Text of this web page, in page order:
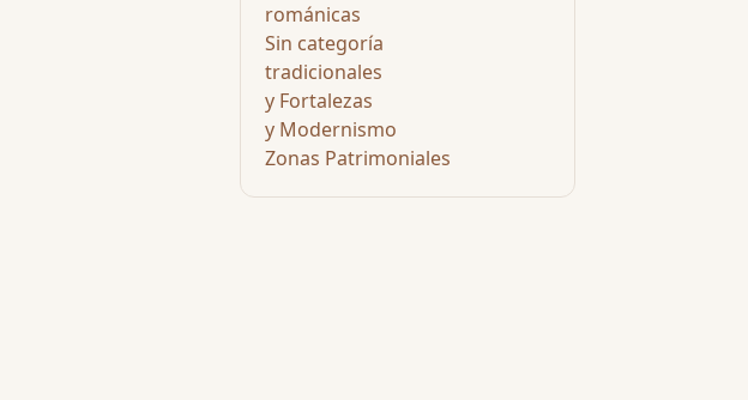
románicas
Sin categoría
tradicionales
y Fortalezas
y Modernismo
Zonas Patrimoniales